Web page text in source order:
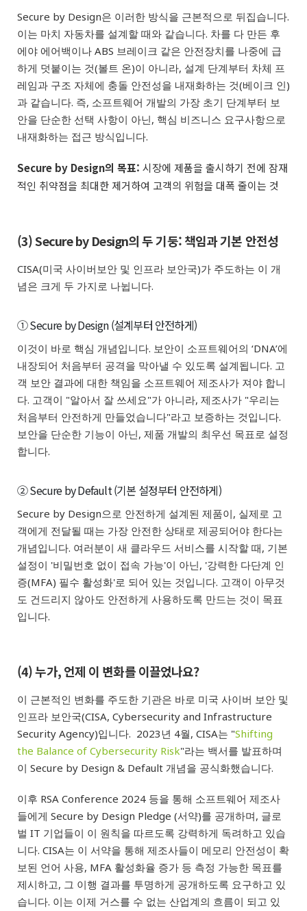
Secure by Design은 이러한 방식을 근본적으로 뒤집습니다.
이는 마치 자동차를 설계할 때와 같습니다. 차를 다 만든 후
에야 에어백이나 ABS 브레이크 같은 안전장치를 나중에 급
하게 덧붙이는 것(볼트 온)이 아니라, 설계 단계부터 차체 프
레임과 구조 자체에 충돌 안전성을 내재화하는 것(베이크 인)
과 같습니다. 즉, 소프트웨어 개발의 가장 초기 단계부터 보
안을 단순한 선택 사항이 아닌, 핵심 비즈니스 요구사항으로
내재화하는 접근 방식입니다.
Secure by Design의 목표: 시장에 제품을 출시하기 전에 잠재
적인 취약점을 최대한 제거하여 고객의 위험을 대폭 줄이는 것
(3) Secure by Design의 두 기둥: 책임과 기본 안전성
CISA(미국 사이버보안 및 인프라 보안국)가 주도하는 이 개
념은 크게 두 가지로 나뉩니다.
① Secure by Design (설계부터 안전하게)
이것이 바로 핵심 개념입니다. 보안이 소프트웨어의 ‘DNA’에
내장되어 처음부터 공격을 막아낼 수 있도록 설계됩니다. 고
객 보안 결과에 대한 책임을 소프트웨어 제조사가 져야 합니
다. 고객이 "알아서 잘 쓰세요"가 아니라, 제조사가 "우리는
처음부터 안전하게 만들었습니다"라고 보증하는 것입니다.
보안을 단순한 기능이 아닌, 제품 개발의 최우선 목표로 설정
합니다.
② Secure by Default (기본 설정부터 안전하게)
Secure by Design으로 안전하게 설계된 제품이, 실제로 고
객에게 전달될 때는 가장 안전한 상태로 제공되어야 한다는
개념입니다. 여러분이 새 클라우드 서비스를 시작할 때, 기본
설정이 '비밀번호 없이 접속 가능'이 아닌, '강력한 다단계 인
증(MFA) 필수 활성화'로 되어 있는 것입니다. 고객이 아무것
도 건드리지 않아도 안전하게 사용하도록 만드는 것이 목표
입니다.
(4) 누가, 언제 이 변화를 이끌었나요?
이 근본적인 변화를 주도한 기관은 바로 미국 사이버 보안 및
인프라 보안국(CISA, Cybersecurity and Infrastructure
Security Agency)입니다. 2023년 4월, CISA는 "Shifting
the Balance of Cybersecurity Risk"라는 백서를 발표하며
이 Secure by Design & Default 개념을 공식화했습니다.
이후 RSA Conference 2024 등을 통해 소프트웨어 제조사
들에게 Secure by Design Pledge (서약)를 공개하며, 글로
벌 IT 기업들이 이 원칙을 따르도록 강력하게 독려하고 있습
니다. CISA는 이 서약을 통해 제조사들이 메모리 안전성이 확
보된 언어 사용, MFA 활성화율 증가 등 측정 가능한 목표를
제시하고, 그 이행 결과를 투명하게 공개하도록 요구하고 있
습니다. 이는 이제 거스를 수 없는 산업계의 흐름이 되고 있